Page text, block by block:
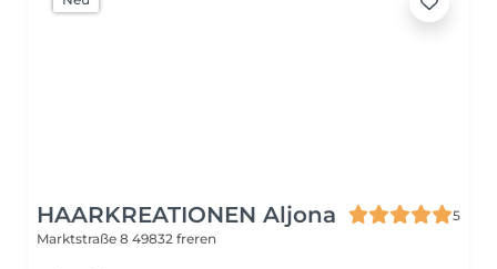
HAARKREATIONEN Aljona
5
Marktstraße 8 49832 freren